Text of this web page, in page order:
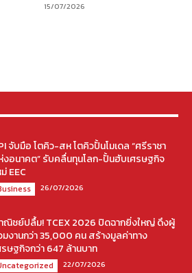
15/07/2026
จับมือ โตคิว-สห โตคิวปั้นโมเดล “ศรีราชา
งอนาคต” รับคลื่นทุนโลก-ปั้นฮับเศรษฐกิจ
EEC
26/07/2026
ณิชย์ปลื้ม! TCEX 2026 ปิดฉากยิ่งใหญ่ ดึงผู้
มงานกว่า 35,000 คน สร้างมูลค่าทาง
รษฐกิจกว่า 647 ล้านบาท
22/07/2026